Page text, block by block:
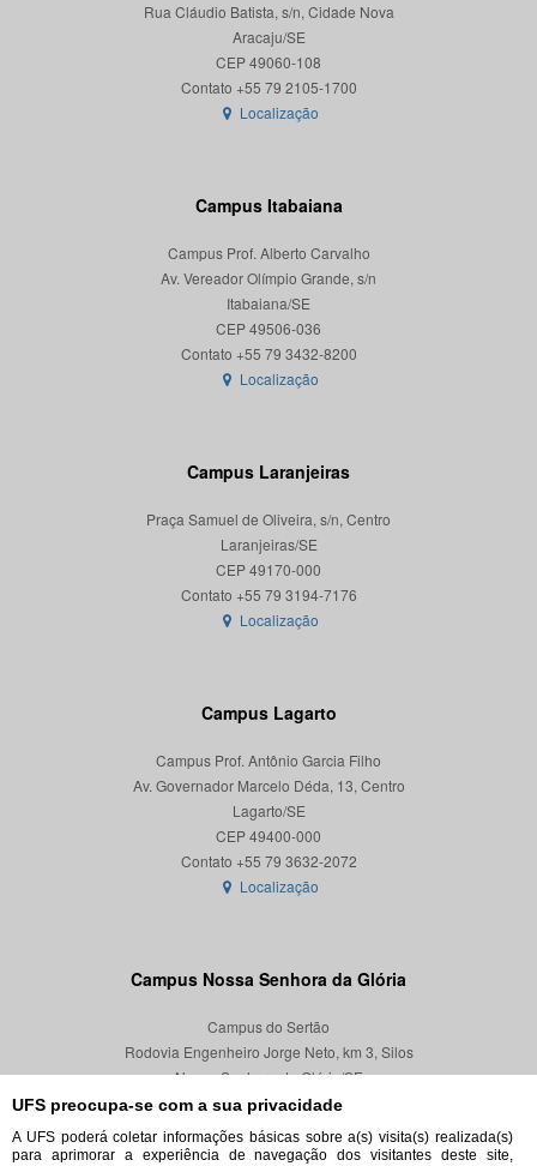
UFS preocupa-se com a sua privacidade
A UFS poderá coletar informações básicas sobre a(s) visita(s) realizada(s)
para aprimorar a experiência de navegação dos visitantes deste site,
Rua Cláudio Batista, s/n, Cidade Nova
Aracaju/SE
CEP 49060-108
Localização
Campus Itabaiana
Campus Prof. Alberto Carvalho
Av. Vereador Olímpio Grande, s/n
Itabaiana/SE
CEP 49506-036
Localização
Campus Laranjeiras
Praça Samuel de Oliveira, s/n, Centro
Laranjeiras/SE
CEP 49170-000
Localização
Campus Lagarto
Campus Prof. Antônio Garcia Filho
Av. Governador Marcelo Déda, 13, Centro
Lagarto/SE
CEP 49400-000
Localização
Campus Nossa Senhora da Glória
Campus do Sertão
Rodovia Engenheiro Jorge Neto, km 3, Silos
Nossa Senhora da Glória/SE
CEP 49680-000
Localização